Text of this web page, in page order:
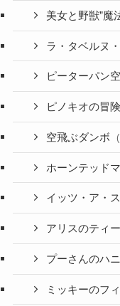
美女と野獣”魔
ラ・タベルヌ
ピーターパン
ピノキオの冒
空飛ぶダンボ
ホーンテッド
イッツ・ア・
アリスのティ
プーさんのハ
ミッキーのフ